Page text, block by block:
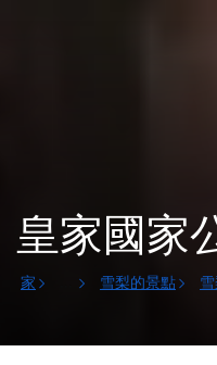
皇家國家
家 雪梨的景點